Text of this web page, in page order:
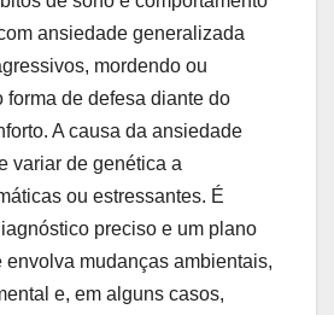
ansiedade generalizada
mordendo ou
forma de defesa diante do
A causa da ansiedade
variar de genética a
ou estressantes. É
preciso e um plano
envolva mudanças ambientais,
e, em alguns casos,